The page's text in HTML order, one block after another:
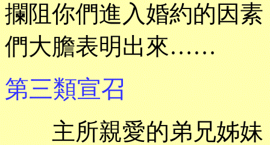
攔阻你們進入婚約的因
們大膽表明出來……
第三類宣召
主所親愛的弟兄姊妹